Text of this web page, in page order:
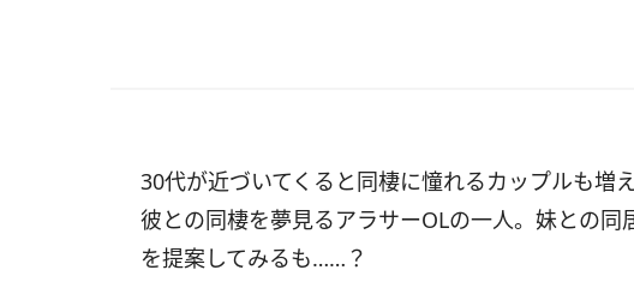
30代が近づいてくると同棲に憧れるカップルも増
彼との同棲を夢見るアラサーOLの一人。妹との
を提案してみるも……？